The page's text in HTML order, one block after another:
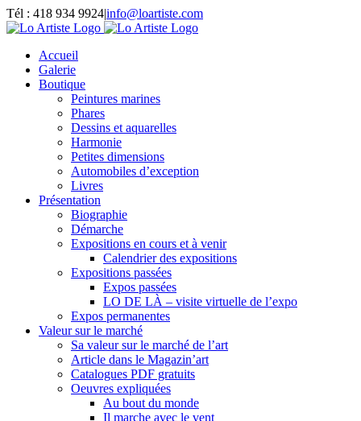
Passer
au
Tél : 418 934 9924|info@loartiste.com
Facebook
Instagram
Email
Pinterest
YouTube
Accueil
Galerie
Boutique
Peintures marines
Phares
Dessins et aquarelles
Harmonie
Petites dimensions
Automobiles d’exception
Livres
Présentation
Biographie
Démarche
Expositions en cours et à venir
Calendrier des expositions
Expositions passées
Expos passées
LO DE LÀ – visite virtuelle de l’expo
Expos permanentes
Valeur sur le marché
Sa valeur sur le marché de l’art
Article dans le Magazin’art
Catalogues PDF gratuits
Oeuvres expliquées
Au bout du monde
Il marche avec le vent